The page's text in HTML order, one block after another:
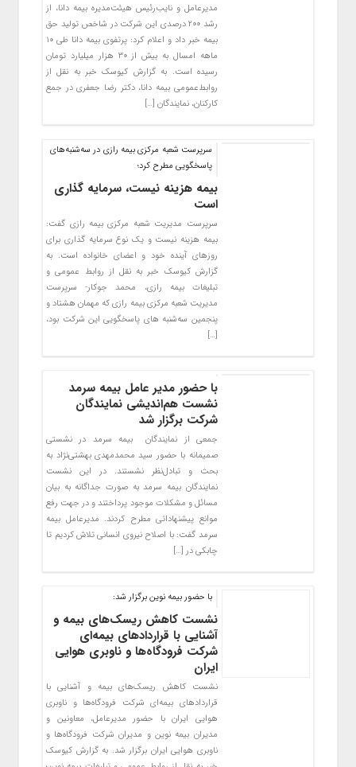
مدیرعامل و نایب‌رئیس هیئت‌مدیره بیمه دانا، از
رشد ۲۰۰ درصدی این شرکت در شاخص تولید حق
بیمه خبر داد و اعلام کرد: پرتفوی بیمه دانا طی ۱۰
ماهه‌ امسال به بیش از ۳۰ هزار میلیارد تومان
رسیده است. به گزارش کیوسک خبر به نقل از
روابط‌عمومی بیمه دانا، دکتر رضا جعفری در جمع
کارکنان، نمایندگان […]
سرپرست شعبه مرکزی بیمه رازی در سه‌شنبه‌های
پاسخگویی مطرح کرد؛
بیمه هزینه نیست، سرمایه گذاری
است
سرپرست مدیریت شعبه مرکزی بیمه رازی گفت:
بیمه هزینه نیست و یک نوع سرمایه گذاری برای
روزهای آینده خود و اعضای خانواده است. به
گزارش کیوسک خبر به نقل از روابط عمومی و
تبلیغات بیمه رازی، محمد جوکار- سرپرست
مدیریت شعبه مرکزی بیمه رازی که مهمان هشتاد و
پنجمین سه‌شنبه های پاسخگویی این شرکت بود،
[…]
با حضور مدیر عامل بیمه سرمد
نشست هم‌اندیشی نمایندگان
شرکت برگزار شد
جمعی از نمایندگان بیمه سرمد در نشستی
صمیمانه با حضور سید محمدمهدی بهشتی‌نژاد به
بحث و تبادل‌نظر نشستند. در این نشست
نمایندگان بیمه سرمد به صورت جداگانه به بیان
مسائل و مشکلات موجود پرداختند و در جهت رفع
موانع پیشنهاداتی مطرح کردند. مدیرعامل بیمه
سرمد گفت: با اصلاح نیروی انسانی تلاش کردیم تا
چابکی در […]
با حضور بیمه نوین برگزار شد:
نشست کاهش ریسک‌های بیمه و
آشنایی با قراردادهای بیمه‌ای
شرکت فرودگاه‌ها و ناوبری هوایی
ایران
نشست کاهش ریسک‌های بیمه و آشنایی با
قراردادهای بیمه‌ای شرکت فرودگاه‌ها و ناوبری
هوایی ایران با حضور مدیرعامل، معاونین و
مدیران بیمه نوین و مدیران شرکت فرودگاه‌ها و
ناوبری هوایی ایران برگزار شد. به گزارش کیوسک